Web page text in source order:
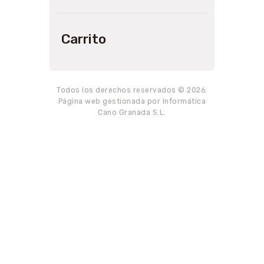
Carrito
Todos los derechos reservados © 2026.
Página web gestionada por Informática
Cano Granada S.L.